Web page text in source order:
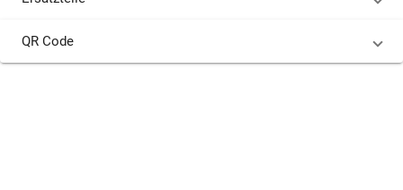
QR Code